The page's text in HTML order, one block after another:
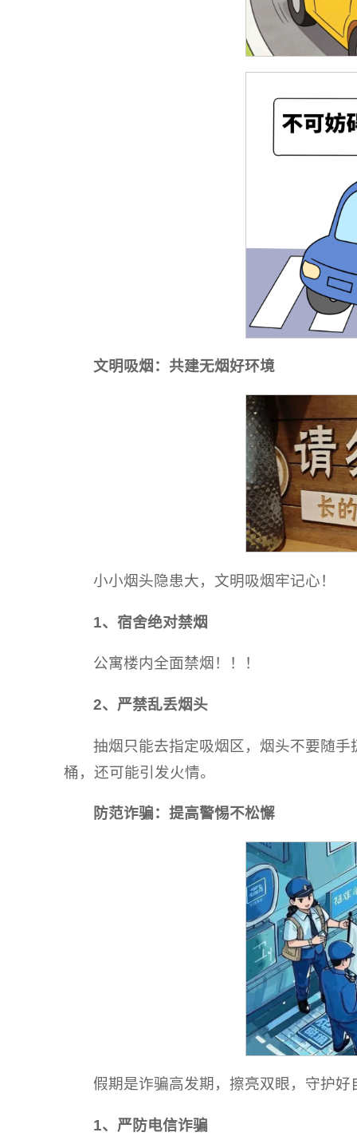
文明吸烟：共建无烟好环境
小小烟头隐患大，文明吸烟牢记心！
1、宿舍绝对禁烟
公寓楼内全面禁烟！！！
2、 严禁乱丢烟头
抽烟只能去指定吸烟区，烟头不要随
桶，还可能引发火情。
防范诈骗：提高警惕不松懈
假期是诈骗高发期，擦亮双眼，守护好
1、 严防电信诈骗